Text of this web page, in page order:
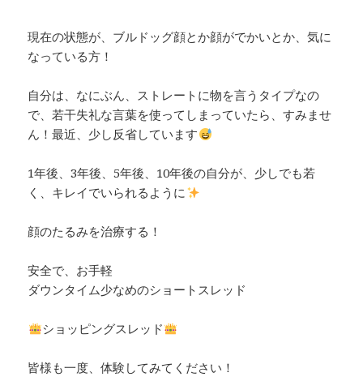
現在の状態が、ブルドッグ顔とか顔がでかいとか、気に
なっている方！
自分は、なにぶん、ストレートに物を言うタイプなの
で、若干失礼な言葉を使ってしまっていたら、すみませ
ん！最近、少し反省しています
1年後、3年後、5年後、10年後の自分が、少しでも若
く、キレイでいられるように
顔のたるみを治療する！
安全で、お手軽
ダウンタイム少なめのショートスレッド
ショッピングスレッド
皆様も一度、体験してみてください！